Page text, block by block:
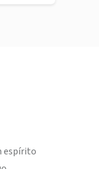
espírito